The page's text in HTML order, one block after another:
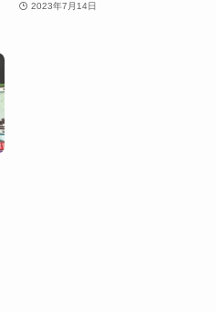
2023年7月14日